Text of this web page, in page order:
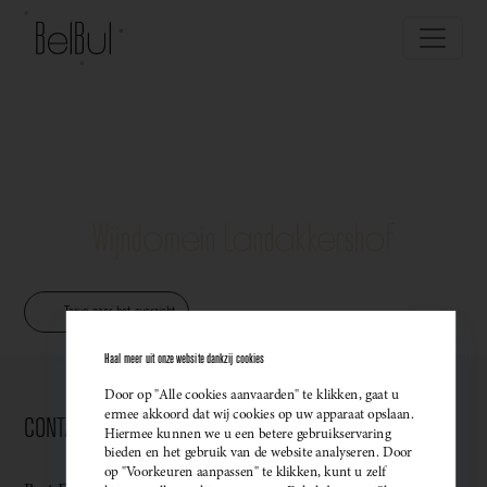
Terug naar het overzicht
CONTACT INFORMATIE
Haal meer uit onze website dankzij cookies
Door op "Alle cookies aanvaarden" te klikken, gaat u
ermee akkoord dat wij cookies op uw apparaat opslaan.
Hiermee kunnen we u een betere gebruikservaring
bieden en het gebruik van de website analyseren. Door
op "Voorkeuren aanpassen" te klikken, kunt u zelf